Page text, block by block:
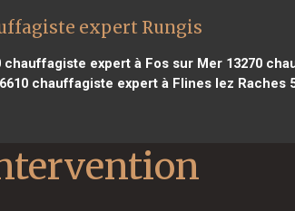
expert Rungis
chauffagiste expert à Fos sur Mer 13270
chauffagiste expert à Flines lez Raches